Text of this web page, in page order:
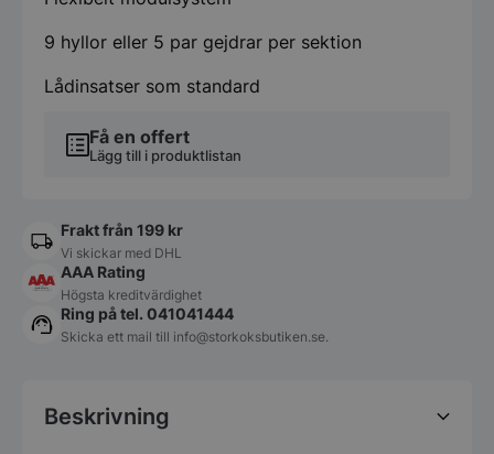
Få en offert
Lägg till i produktlistan
9 hyllor eller 5 par gejdrar per sektion
Lådinsatser som standard
Frakt från 199 kr
Vi skickar med DHL
AAA Rating
Högsta kreditvärdighet
Ring på tel. 041041444
Skicka ett mail till info@storkoksbutiken.se.
Beskrivning